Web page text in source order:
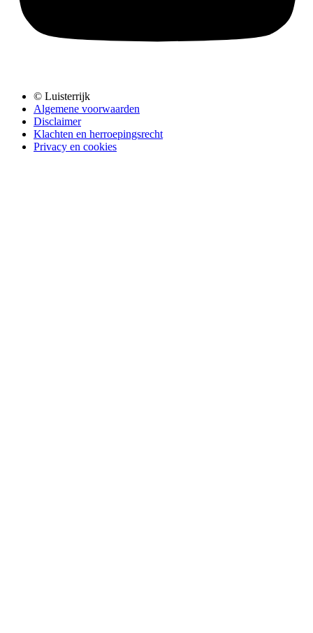
© Luisterrijk
Algemene voorwaarden
Disclaimer
Klachten en herroepingsrecht
Privacy en cookies